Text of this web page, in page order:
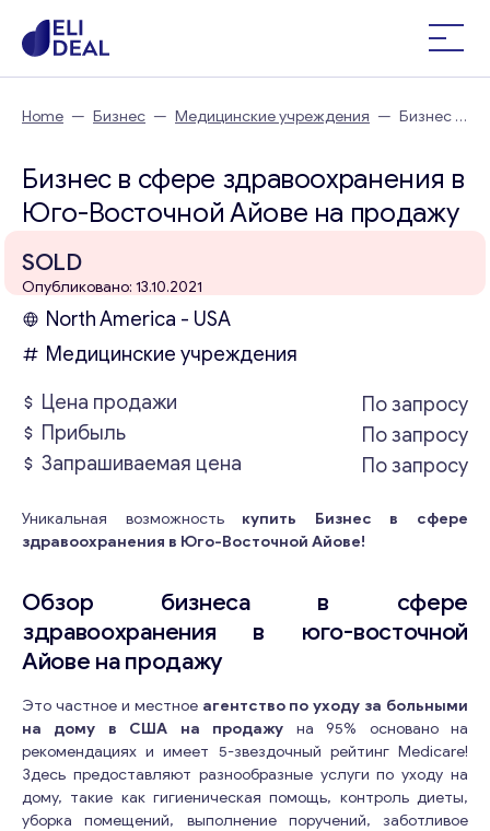
Home — Бизнес — Медицинские учреждения — Бизнес в
Бизнес в сфере здравоохранения в
Юго-Восточной Айове на продажу
SOLD
Опубликовано: 13.10.2021
North America - USA
Медицинские учреждения
Цена продажи
По запросу
Прибыль
По запросу
Запрашиваемая цена
По запросу
Уникальная возможность купить Бизнес в сфере
здравоохранения в Юго-Восточной Айове!
Обзор бизнеса в сфере
здравоохранения в юго-восточной
Айове на продажу
Это частное и местное агентство по уходу за больными
на дому в США на продажу на 95% основано на
рекомендациях и имеет 5-звездочный рейтинг Medicare!
Здесь предоставляют разнообразные услуги по уходу на
дому, такие как гигиеническая помощь, контроль диеты,
уборка помещений, выполнение поручений, заботливое